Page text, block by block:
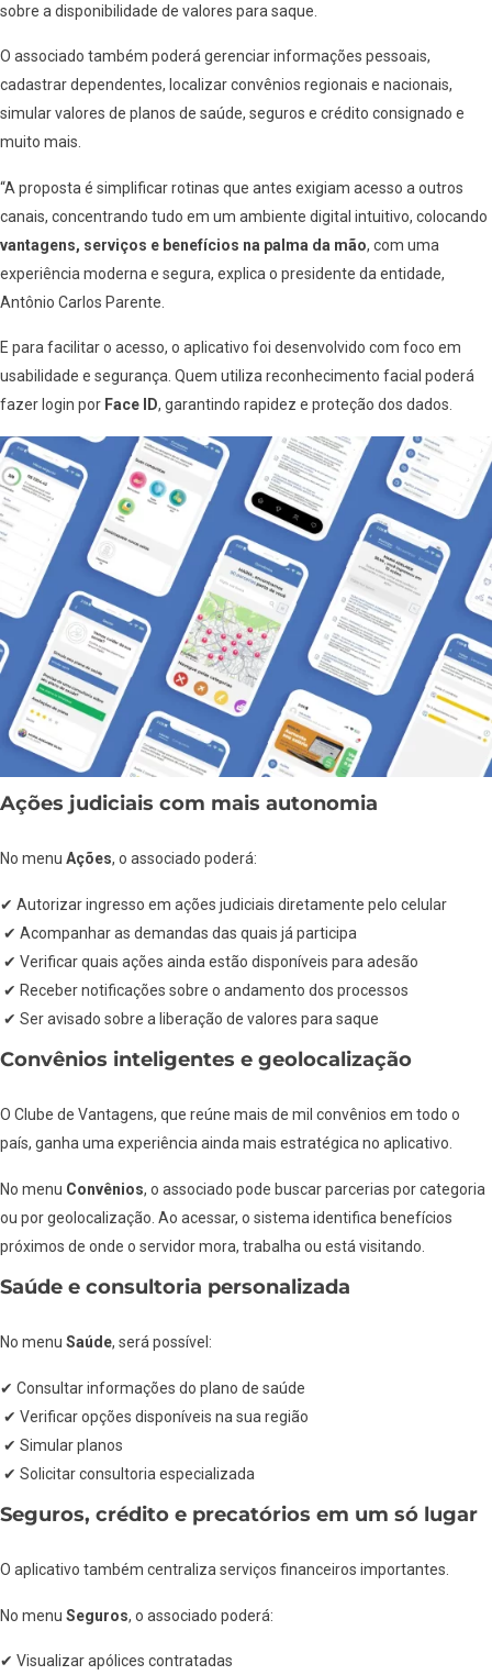
sobre a disponibilidade de valores para saque.
O associado também poderá gerenciar informações pessoais,
cadastrar dependentes, localizar convênios regionais e nacionais,
simular valores de planos de saúde, seguros e crédito consignado e
muito mais.
“A proposta é simplificar rotinas que antes exigiam acesso a outros
canais, concentrando tudo em um ambiente digital intuitivo, colocando
vantagens, serviços e benefícios na palma da mão, com uma
experiência moderna e segura, explica o presidente da entidade,
Antônio Carlos Parente.
E para facilitar o acesso, o aplicativo foi desenvolvido com foco em
usabilidade e segurança. Quem utiliza reconhecimento facial poderá
fazer login por Face ID, garantindo rapidez e proteção dos dados.
Ações judiciais com mais autonomia
No menu Ações, o associado poderá:
✔ Autorizar ingresso em ações judiciais diretamente pelo celular
✔ Acompanhar as demandas das quais já participa
✔ Verificar quais ações ainda estão disponíveis para adesão
✔ Receber notificações sobre o andamento dos processos
✔ Ser avisado sobre a liberação de valores para saque
Convênios inteligentes e geolocalização
O Clube de Vantagens, que reúne mais de mil convênios em todo o
país, ganha uma experiência ainda mais estratégica no aplicativo.
No menu Convênios, o associado pode buscar parcerias por categoria
ou por geolocalização. Ao acessar, o sistema identifica benefícios
próximos de onde o servidor mora, trabalha ou está visitando.
Saúde e consultoria personalizada
No menu Saúde, será possível:
✔ Consultar informações do plano de saúde
✔ Verificar opções disponíveis na sua região
✔ Simular planos
✔ Solicitar consultoria especializada
Seguros, crédito e precatórios em um só lugar
O aplicativo também centraliza serviços financeiros importantes.
No menu Seguros, o associado poderá:
✔ Visualizar apólices contratadas